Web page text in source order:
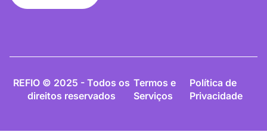
REFIO © 2025 - Todos os
direitos reservados
Termos e
Serviços
Política de
Privacidade